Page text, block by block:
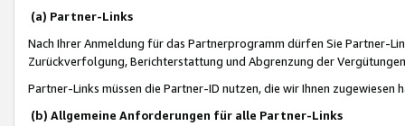
(a) Partner-Links
Nach Ihrer Anmeldung für das Partnerprogramm dürfen Sie Partner-
Zurückverfolgung, Berichterstattung und Abgrenzung der
Partner-Links müssen die Partner-ID nutzen, die wir Ihnen zugewiesen
(b) Allgemeine Anforderungen für alle Partner-Links